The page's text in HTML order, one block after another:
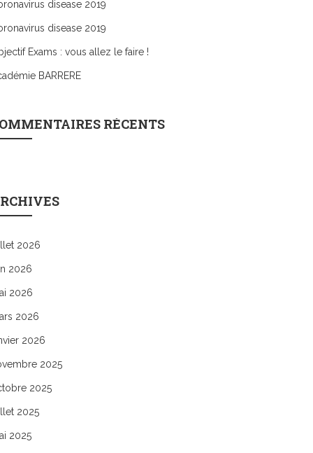
disease 2019
disease 2019
Exams : vous allez le faire !
BARRERE
RÉCENTS
2026
2026
2026
2026
2026
2025
2025
2025
2025